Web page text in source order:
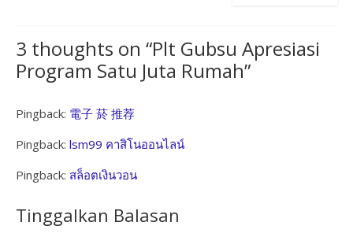
3 thoughts on “Plt Gubsu Apresiasi
Program Satu Juta Rumah”
Pingback: 電子 菸 推荐
Pingback: lsm99 คาสิโนออนไลน์
Pingback: สล็อตเงินวอน
Tinggalkan Balasan